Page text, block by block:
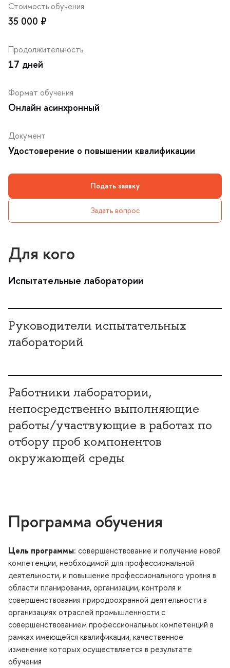
Подать заявку
Задать вопрос
Стоимость обучения
35 000 ₽
Продолжительность
17 дней
Формат обучения
Онлайн асинхронный
Документ
Удостоверение о повышении квалификации
Для кого
Испытательные лаборатории
Руководители испытательных
лабораторий
Работники лаборатории,
непосредственно выполняющие
работы/участвующие в работах по
отбору проб компонентов
окружающей среды
Программа обучения
Цель программы: совершенствование и получение новой
компетенции, необходимой для профессиональной
деятельности, и повышение профессионального уровня в
области планирования, организации, контроля и
совершенствования природоохранной деятельности в
организациях отраслей промышленности с
совершенствованием профессиональных компетенций в
рамках имеющейся квалификации, качественное
изменение которых осуществляется в результате
обучения